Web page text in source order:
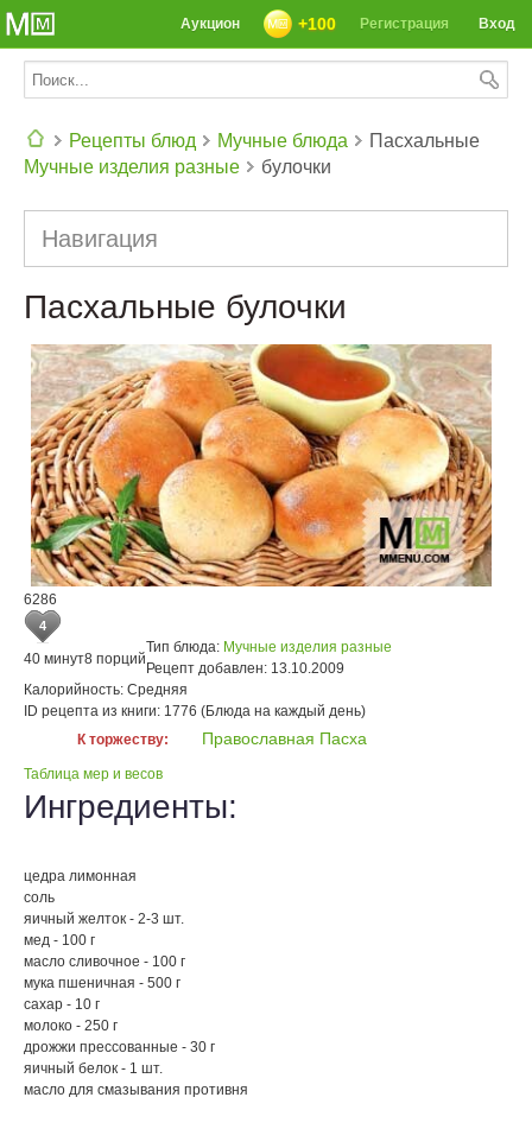
Вход
Регистрация
+100
Аукцион
Рецепты блюд
Мучные блюда
Мучные изделия разные
Пасхальные
булочки
Навигация
Пасхальные булочки
6286
4
40 минут8 порций
Тип блюда: Мучные изделия разные
Рецепт добавлен: 13.10.2009
Калорийность: Средняя
ID рецепта из книги: 1776 (Блюда на каждый день)
К торжеству:
Православная Пасха
Таблица мер и весов
Ингредиенты:
цедра лимонная
соль
яичный желток - 2-3 шт.
мед - 100 г
масло сливочное - 100 г
мука пшеничная - 500 г
сахар - 10 г
молоко - 250 г
дрожжи прессованные - 30 г
яичный белок - 1 шт.
масло для смазывания противня